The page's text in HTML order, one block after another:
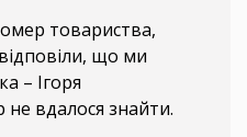
товариства,
що ми
– Ігоря
вдалося знайти.